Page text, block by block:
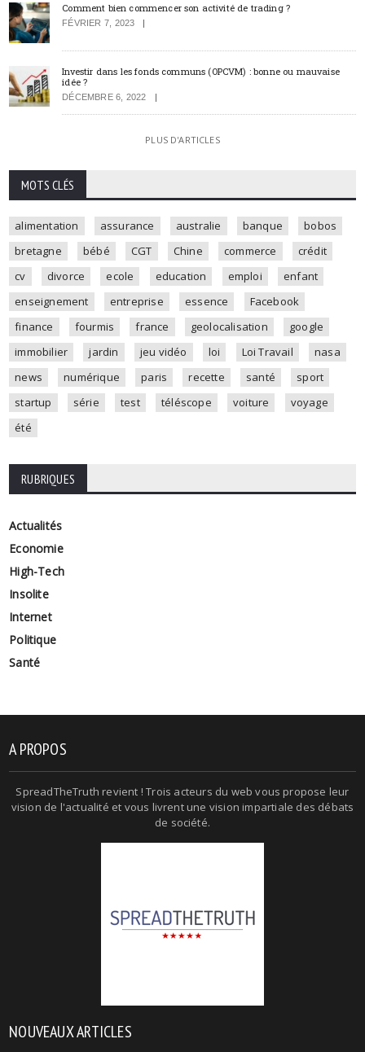
Comment bien commencer son activité de trading ?
FÉVRIER 7, 2023
Investir dans les fonds communs (OPCVM) : bonne ou mauvaise
idée ?
DÉCEMBRE 6, 2022
PLUS D'ARTICLES
MOTS CLÉS
alimentation assurance australie banque
bobos
bretagne
bébé CGT Chine commerce
crédit
cv
divorce ecole education emploi
enfant
enseignement
entreprise essence
Facebook
finance
fourmis france geolocalisation
google
immobilier
jardin jeu vidéo loi Loi Travail
nasa
news
numérique paris recette santé
sport
startup
série test téléscope voiture
voyage
été
RUBRIQUES
Actualités
Economie
High-Tech
Insolite
Internet
Politique
Santé
A PROPOS
SpreadTheTruth revient ! Trois acteurs du web vous propose leur
vision de l'actualité et vous livrent une vision impartiale des débats
de société.
NOUVEAUX ARTICLES